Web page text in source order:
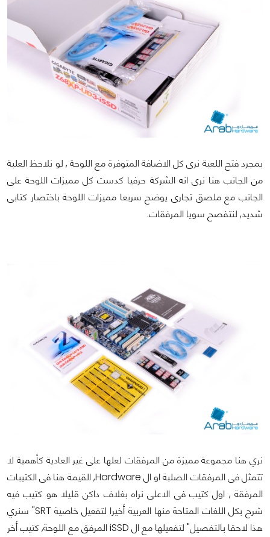
بمجرد فتح اللعبة نرى كل الاضافة المتوفرة مع اللوحة , لو نلاحظ العلبة
من الجانب هنا نرى انه الشركة حرفيا كدست كل مميزات اللوحة على
الجانب مع ملصق تجارى يوضح سريعا مميزات اللوحة باختصار كتابى
شديد, لنتفصح سويا المرفقات.
نري هنا مجموعة مميزة من المرفقات لعلها على غير العادية كأهمية لا
تتمثل فى المرفقات الصلبة او ال Hardware, القيمة هنا فى الكتيبات
المرفقة , اول كتيب فى الاعلى نراه بغلاف داكن قليلا هو كتيب فيه
شرح بكل اللغات المتاحة منها العربية أخيرا لتفعيل خاصية SRT" سنري
هذا لاحقا بالتفصيل" لتفعيلها مع ال iSSD المرفق مع اللوحة, كتيب أخر